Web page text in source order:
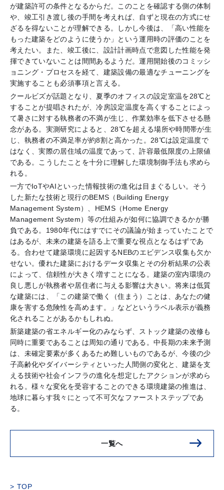
が建築許可の条件となるからだ。このことを確認する側の体制
や、竣工引き渡し後の手間を考えれば、自ずと現在の方式にせ
ざるを得ないことが理解できる。しかし今後は、「高い性能を
もった建築をどのように使うか」という運用時の評価のことを
考えたい。また、竣工後に、設計計画時点で意図した性能を発
揮できていないことは間間あるようだ。運用開始後のコミッシ
ョニング・プロセスを経て、建築設備の最適なチューニングを
実施することも必須事項と言える。
クールビズが話題となり、夏季のオフィスの設定室温を28℃と
することが提唱されたが、冷房設定温度を高くすることによっ
て暑さに対する執務者の不満が生じ、作業効率を低下させる懸
念がある。実測研究によると、28℃を超える場所や時間帯が生
じ、執務者の不満足率が約8割と高かった。28℃は設定温度で
はなく、実際の居住域の温度であって、許容最低限度の上限値
である。こうしたことを十分に理解した環境制御手法も求めら
れる。
一方でIoTやAIといった情報技術の進化は目まぐるしい。そう
した新たな技術と現行のBEMS（Building Energy
Management System）、HEMS（Home Energy
Management System）等の仕組みが如何に協調できるかが勝
負である。1980年代にはすでにその議論が始まっていたことで
はあるが、未来の建築を語る上で重要な視点となるはずであ
る。合わせて建築環境に起因するNEBのエビデンス収集も欠か
せない。優れた建築におけるデータ収集とその分析結果の公表
によって、信頼性が大きく増すことになる。建築の室内環境の
良し悪しが執務者や居住者に与える影響は大きい。将来は低質
な建築には、「この建築で働く（住まう）ことは、あなたの健
康を害する危険性を高めます。」などというラベル表示が義務
化されることがあるかもしれぬ。
新築建築の省エネルギー化のみならず、ストック建築の改修も
同時に重要であることは周知の通りである。中長期の未来予測
は、未確定要素が多くあるため難しいものであるが、今後の少
子高齢化やダイバーシティといった人間側の変化と、建築を支
える技術や社会インフラの進化を想定したアクションが求めら
れる。様々な変化を受容することのできる環境建築の推進は、
地球に暮らす我々にとって不可欠なファーストステップであ
る。
一覧へ
TOP